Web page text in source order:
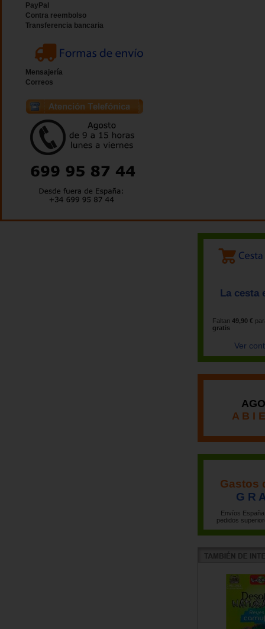
PayPal
Contra reembolso
Transferencia bancaria
Mensajería
Correos
La cesta
Faltan 49,90 €
gratis
Ver
A B I
Gastos
G R
Envíos
pedidos